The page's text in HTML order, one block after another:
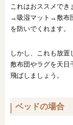
これはおススメで
→吸湿マット→敷布
を防いでくれます。
しかし、これも放置
敷布団やラグを天日
飛ばしましょう。
ベッドの場合